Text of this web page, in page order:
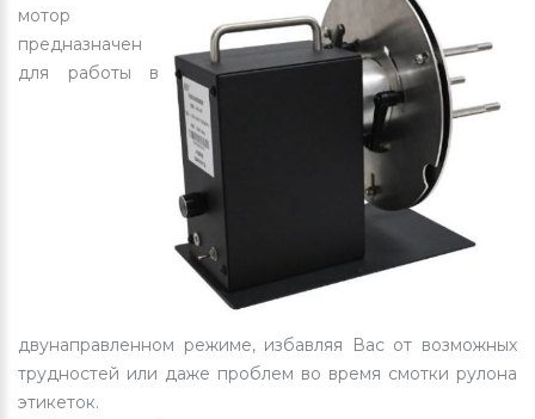
мотор
предназначен
для работы в
двунаправленном режиме, избавляя Вас от возможных
трудностей или даже проблем во время смотки рулона
этикеток.